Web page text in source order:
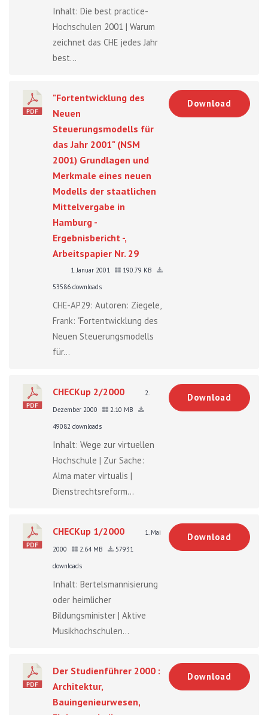
Inhalt: Die best practice-
Hochschulen 2001 | Warum
zeichnet das CHE jedes Jahr
best...
"Fortentwicklung des
Neuen
Steuerungsmodells für
das Jahr 2001" (NSM
2001) Grundlagen und
Merkmale eines neuen
Modells der staatlichen
Mittelvergabe in
Hamburg -
Ergebnisbericht -,
Arbeitspapier Nr. 29
1. Januar 2001
190.79 KB
53586 downloads
CHE-AP29: Autoren: Ziegele,
Frank: "Fortentwicklung des
Neuen Steuerungsmodells
für...
Download
CHECKup 2/2000
2.
Dezember 2000
2.10 MB
49082 downloads
Inhalt: Wege zur virtuellen
Hochschule | Zur Sache:
Alma mater virtualis |
Dienstrechtsreform...
Download
CHECKup 1/2000
1. Mai
2000
2.64 MB
57931
downloads
Inhalt: Bertelsmannisierung
oder heimlicher
Bildungsminister | Aktive
Musikhochschulen...
Download
Der Studienführer 2000 :
Architektur,
Bauingenieurwesen,
Download